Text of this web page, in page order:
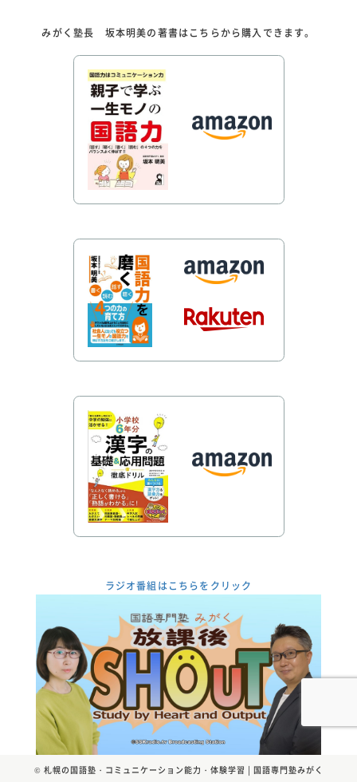
みがく塾長 坂本明美の著書はこちらから購入できます。
ラジオ番組はこちらをクリック
© 札幌の国語塾・コミュニケーション能力・体験学習 | 国語専門塾みがく